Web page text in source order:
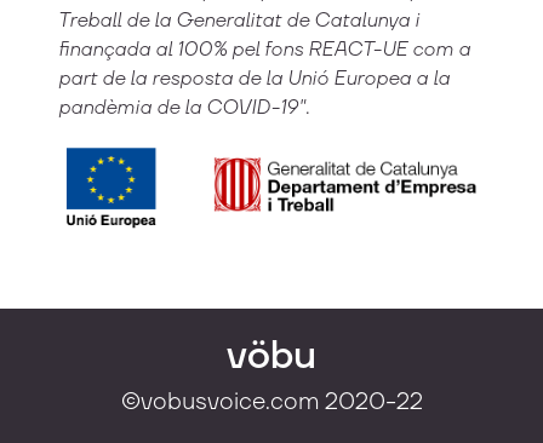
Treball de la Generalitat de Catalunya i
finançada al 100% pel fons REACT-UE com a
part de la resposta de la Unió Europea a la
pandèmia de la COVID-19".
vöbu
©vobusvoice.com 2020-22